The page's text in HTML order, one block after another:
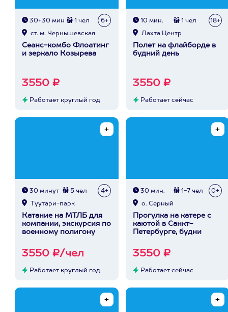
30+30 мин 1 чел 6+
ст. м. Чернышевская
Сеанс-комбо Флоатинг
и зеркало Козырева
3550 ₽
Работает круглый год
10 мин. 1 чел 18+
Лахта Центр
Полет на флайборде в
будний день
3550 ₽
Работает сейчас
30 минут 5 чел 4+
Туутари-парк
Катание на МТЛБ для
компании, экскурсия по
военному полигону
3550 ₽/чел
Работает круглый год
30 мин. 1-7 чел 0+
о. Серный
Прогулка на катере с
каютой в Санкт-
Петербурге, будни
3550 ₽
Работает сейчас